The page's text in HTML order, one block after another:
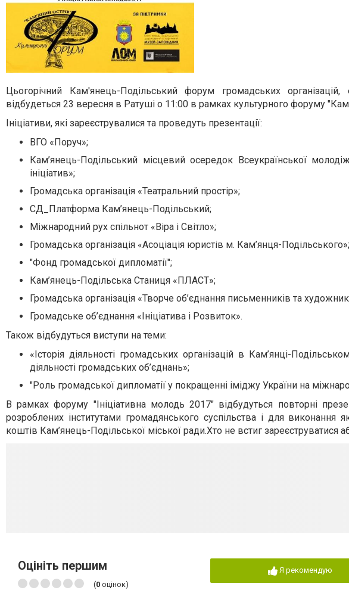
Цьогорічний Кам'янець-Подільський форум громадських
відбудеться 23 вересня в Ратуші о 11:00 в рамках культурного форуму
Ініціативи, які зареєструвалися та проведуть презентації:
ВГО «Поруч»;
Кам’янець-Подільський місцевий осередок Всеукраїнської
ініціатив»;
Громадська організація «Театральний простір»;
СД_Платформа Кам’янець-Подільський;
Міжнародний рух спільнот «Віра і Світло»;
Громадська організація «Асоціація юристів м. Кам’янця-Подільського»;
"Фонд громадської дипломатії";
Кам’янець-Подільська Станиця «ПЛАСТ»;
Громадська організація «Творче об’єднання письменників та
Громадське об’єднання «Ініціатива і Розвиток».
Також відбудуться виступи на теми:
«Історія діяльності громадських організацій в Кам’янці-
діяльності громадських об’єднань»;
"Роль громадської дипломатії у покращенні іміджу України на
В рамках форуму "Ініціативна молодь 2017" відбудуться повторні
розроблених інститутами громадянського суспільства і для виконання
коштів Кам’янець-Подільської міської ради.Хто не встиг зареєструватися
Оцініть першим
(0 оцінок)
Я рекомендую